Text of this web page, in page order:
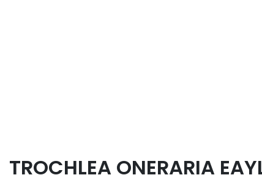
TROCHLEA ONERARIA